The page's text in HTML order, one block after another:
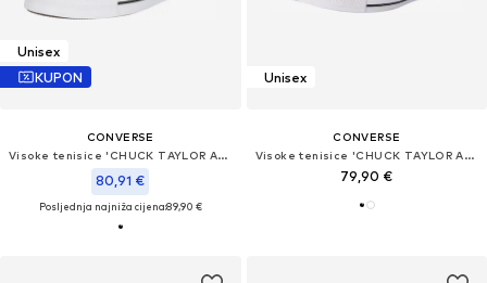
Unisex
KUPON
CONVERSE
Visoke tenisice 'CHUCK TAYLOR ALL STAR LIFT PLATFORM WIDE WIDTH'
80,91 €
Posljednja najniža cijena:89,90 €
Unisex
CONVERSE
Visoke tenisice 'CHUCK TAYLOR ALL STAR LEATHER'
79,90 €